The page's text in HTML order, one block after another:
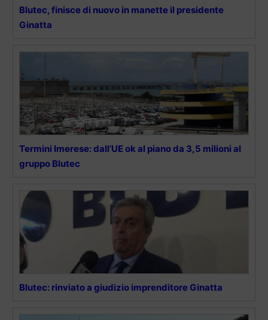
Blutec, finisce di nuovo in manette il presidente
Ginatta
Termini Imerese: dall’UE ok al piano da 3,5 milioni al
gruppo Blutec
Blutec: rinviato a giudizio imprenditore Ginatta